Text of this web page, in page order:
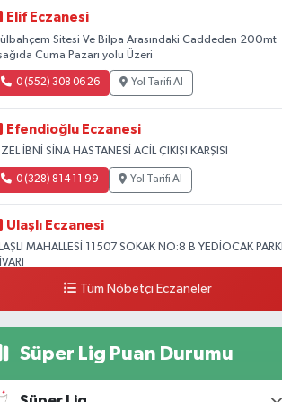
Elif Eczanesi
Sitesi Ve Bilpa Arasındaki Caddeden 200mt
Cuma Pazarı yolu Üzeri
0 (552) 308 06 26 Yol Tarifi Al
Efendioğlu Eczanesi
İBNİ SİNA HASTANESİ ACİL ÇIKIŞI KARŞISI
0 (328) 814 11 99 Yol Tarifi Al
Ulaşlı Eczanesi
MAHALLESİ 11507 SOKAK NO:8 B YEDİOCAK PARKI
0 (546) 158 81 80 Yol Tarifi Al
Tüm Nöbetçi Eczaneler
Süper Lig Puan Durumu